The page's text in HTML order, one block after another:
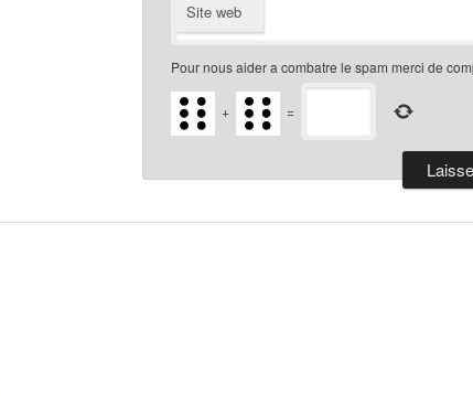
Site web
Pour nous aider a combatre le spam merci de
+ =